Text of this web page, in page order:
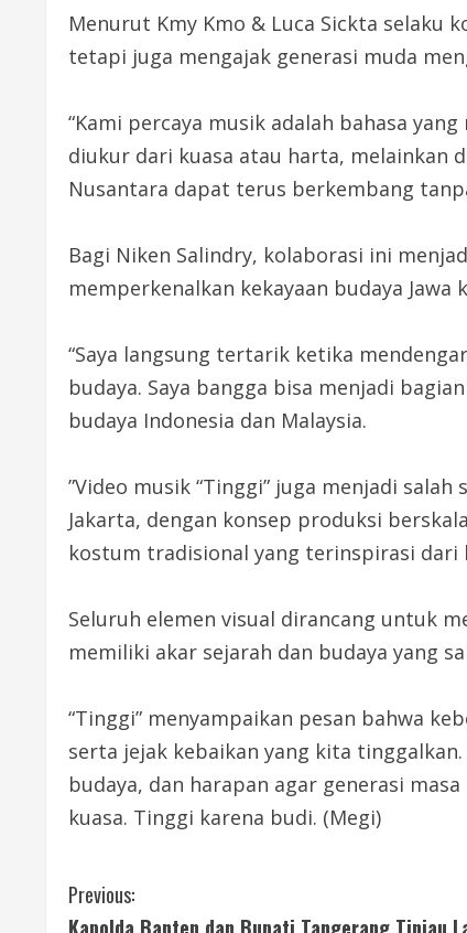
Menurut Kmy Kmo & Luca Sickta selaku
tetapi juga mengajak generasi muda
“Kami percaya musik adalah bahasa
diukur dari kuasa atau harta, melainkan
Nusantara dapat terus berkembang
Bagi Niken Salindry, kolaborasi ini
memperkenalkan kekayaan budaya Jawa
“Saya langsung tertarik ketika
budaya. Saya bangga bisa menjadi
budaya Indonesia dan Malaysia.
”Video musik “Tinggi” juga menjadi
Jakarta, dengan konsep produksi
kostum tradisional yang terinspirasi dari
Seluruh elemen visual dirancang untuk
memiliki akar sejarah dan budaya yang
“Tinggi” menyampaikan pesan bahwa
serta jejak kebaikan yang kita
budaya, dan harapan agar generasi
kuasa. Tinggi karena budi. (Megi)
C
Previous: